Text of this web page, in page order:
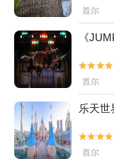
首尔
《
首尔
乐天世
首尔